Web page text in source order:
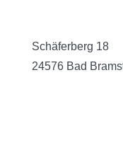
Schäferberg 18
24576 Bad